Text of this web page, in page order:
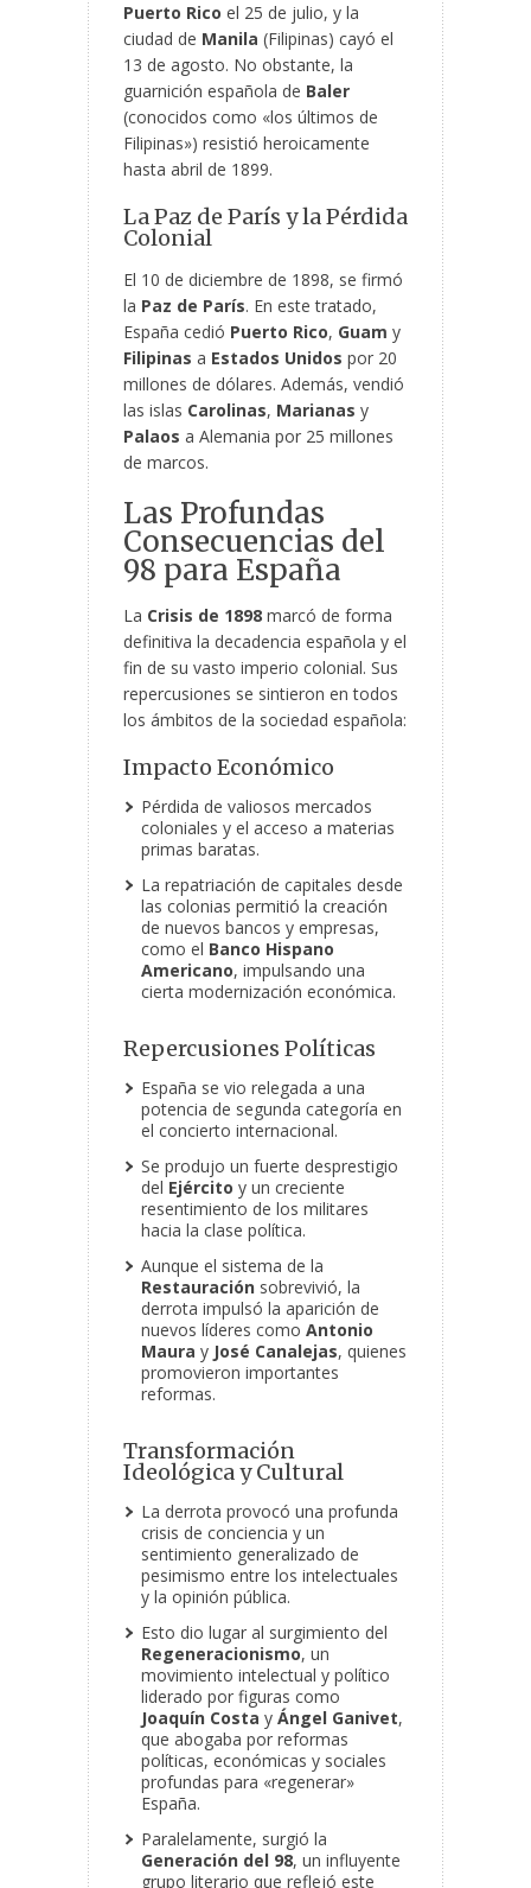
Puerto Rico el 25 de julio, y la
ciudad de Manila (Filipinas) cayó el
13 de agosto. No obstante, la
guarnición española de Baler
(conocidos como «los últimos de
Filipinas») resistió heroicamente
hasta abril de 1899.
La Paz de París y la Pérdida
Colonial
El 10 de diciembre de 1898, se firmó
la Paz de París. En este tratado,
España cedió Puerto Rico, Guam y
Filipinas a Estados Unidos por 20
millones de dólares. Además, vendió
las islas Carolinas, Marianas y
Palaos a Alemania por 25 millones
de marcos.
Las Profundas
Consecuencias del
98 para España
La Crisis de 1898 marcó de forma
definitiva la decadencia española y el
fin de su vasto imperio colonial. Sus
repercusiones se sintieron en todos
los ámbitos de la sociedad española:
Impacto Económico
Pérdida de valiosos mercados
coloniales y el acceso a materias
primas baratas.
La repatriación de capitales desde
las colonias permitió la creación
de nuevos bancos y empresas,
como el Banco Hispano
Americano, impulsando una
cierta modernización económica.
Repercusiones Políticas
España se vio relegada a una
potencia de segunda categoría en
el concierto internacional.
Se produjo un fuerte desprestigio
del Ejército y un creciente
resentimiento de los militares
hacia la clase política.
Aunque el sistema de la
Restauración sobrevivió, la
derrota impulsó la aparición de
nuevos líderes como Antonio
Maura y José Canalejas, quienes
promovieron importantes
reformas.
Transformación
Ideológica y Cultural
La derrota provocó una profunda
crisis de conciencia y un
sentimiento generalizado de
pesimismo entre los intelectuales
y la opinión pública.
Esto dio lugar al surgimiento del
Regeneracionismo, un
movimiento intelectual y político
liderado por figuras como
Joaquín Costa y Ángel Ganivet,
que abogaba por reformas
políticas, económicas y sociales
profundas para «regenerar»
España.
Paralelamente, surgió la
Generación del 98, un influyente
grupo literario que reflejó este